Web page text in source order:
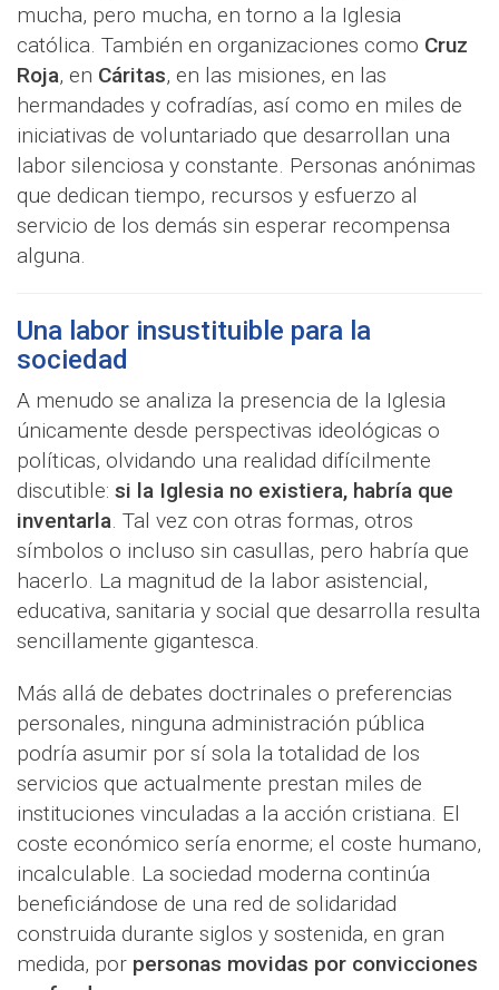
mucha, pero mucha, en torno a la Iglesia
católica. También en organizaciones como Cruz
Roja, en Cáritas, en las misiones, en las
hermandades y cofradías, así como en miles de
iniciativas de voluntariado que desarrollan una
labor silenciosa y constante. Personas anónimas
que dedican tiempo, recursos y esfuerzo al
servicio de los demás sin esperar recompensa
alguna.
Una labor insustituible para la
sociedad
A menudo se analiza la presencia de la Iglesia
únicamente desde perspectivas ideológicas o
políticas, olvidando una realidad difícilmente
discutible: si la Iglesia no existiera, habría que
inventarla. Tal vez con otras formas, otros
símbolos o incluso sin casullas, pero habría que
hacerlo. La magnitud de la labor asistencial,
educativa, sanitaria y social que desarrolla resulta
sencillamente gigantesca.
Más allá de debates doctrinales o preferencias
personales, ninguna administración pública
podría asumir por sí sola la totalidad de los
servicios que actualmente prestan miles de
instituciones vinculadas a la acción cristiana. El
coste económico sería enorme; el coste humano,
incalculable. La sociedad moderna continúa
beneficiándose de una red de solidaridad
construida durante siglos y sostenida, en gran
medida, por personas movidas por convicciones